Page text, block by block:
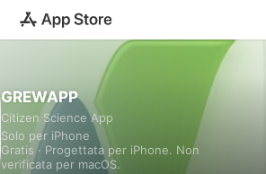
GREWAPP
Citizen Science App
Solo per iPhone
Gratis · Progettata per iPhone. Non
verificata per macOS.